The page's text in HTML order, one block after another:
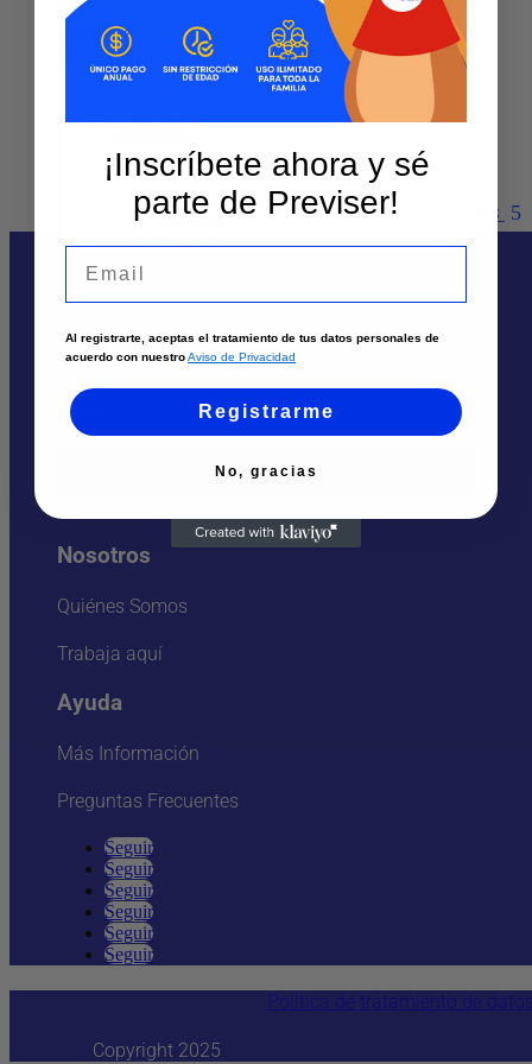
Contáctanos
Sedes y Horarios
Solicita un asesor
Atención por WhatsApp
Cali
Palmira
Tuluá
Armenia
Pereira
DAKAR S.A.S. – CALI
Teléfono
3023746916
Dirección:Cl 1 Oeste 52 150
Ciudad:Cali
Ver más
Te puede interesar
Sedes
Nosotros
Quiénes Somos
Trabaja aquí
Ayuda
Más Información
Preguntas Frecuentes
Seguir
Seguir
Seguir
Seguir
Seguir
Seguir
Política de tratamiento de
Copyright 2025
¡Inscríbete ahora y sé
parte de Previser!
Al registrarte, aceptas el tratamiento de tus datos personales de
acuerdo con nuestroAviso de Privacidad
Registrarme
No, gracias